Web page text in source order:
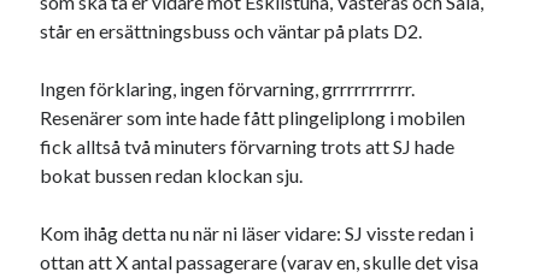
Bokstävlar & AI – mitt levebröd. Gå en kurs!
Godisbrödet från himlen
Köttfärslimpan på allas läppar
Länkskolan
Lotten som Sommarpratare (i fantasin alltså: grupp på FB)
står en ersättningsbuss och väntar på plats D2.
Ingen förklaring, ingen förvarning, grrrrrrrrrrr.
Resenärer som inte hade fått plingeliplong i mobilen
fick alltså två minuters förvarning trots att SJ hade
bokat bussen redan klockan sju.
Kom ihåg detta nu när ni läser vidare: SJ visste redan i
ottan att X antal passagerare (varav en, skulle det visa